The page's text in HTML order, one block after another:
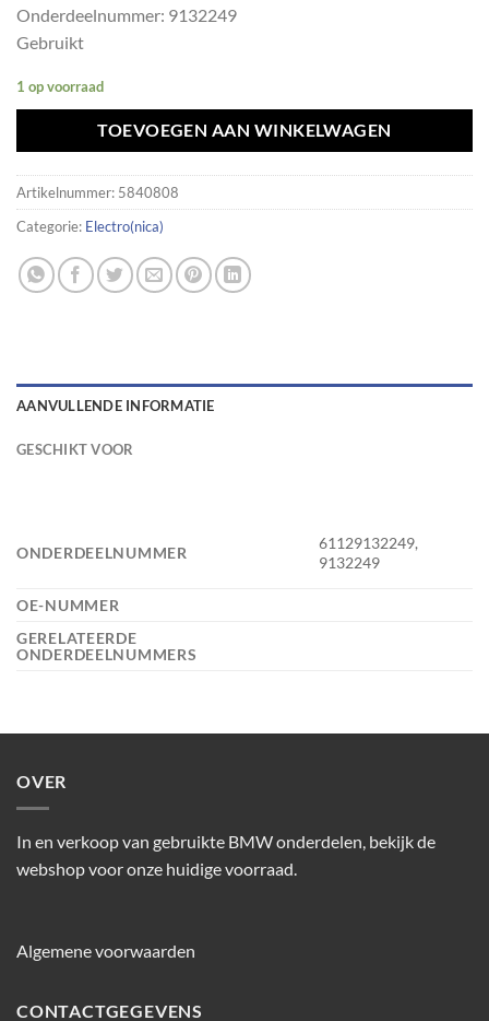
Onderdeelnummer: 9132249
Gebruikt
1 op voorraad
TOEVOEGEN AAN WINKELWAGEN
Artikelnummer: 5840808
Categorie: Electro(nica)
AANVULLENDE INFORMATIE
GESCHIKT VOOR
ONDERDEELNUMMER
61129132249,
9132249
OE-NUMMER
GERELATEERDE
ONDERDEELNUMMERS
OVER
In en verkoop van gebruikte BMW onderdelen, bekijk de
webshop voor onze huidige voorraad.
Algemene voorwaarden
CONTACTGEGEVENS